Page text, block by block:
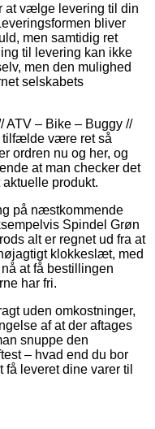
at vælge levering til din
bliver
men samtidig ret
til levering kan ikke
men den mulighed
selskabets
ATV – Bike – Buggy //
tilfælde være ret så
ordren nu og her, og
at man checker det
produkt.
på næstkommende
Spindel Grøn
alt er regnet ud fra at
klokkeslæt, med
at få bestillingen
har fri.
uden omkostninger,
af at der aftages
snuppe den
– hvad end du bor
leveret dine varer til